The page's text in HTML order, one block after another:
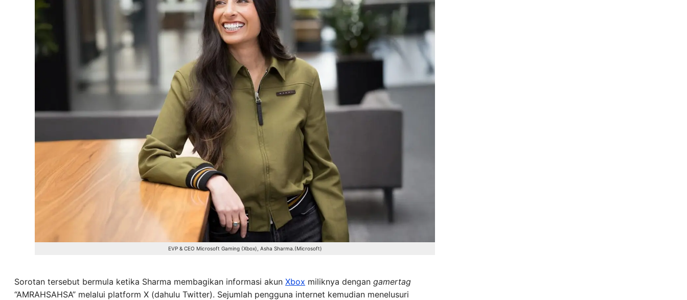
EVP & CEO Microsoft Gaming (Xbox), Asha Sharma.(Microsoft)
Sorotan tersebut bermula ketika Sharma membagikan informasi akun Xbox miliknya dengan gamertag
“AMRAHSAHSA” melalui platform X (dahulu Twitter). Sejumlah pengguna internet kemudian menelusuri